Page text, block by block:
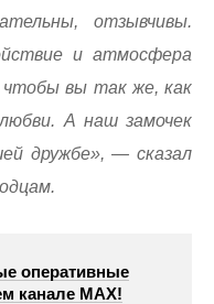
отзывчивы.
и атмосфера
вы так же, как
А наш замочек
дружбе», — сказал
оперативные
канале МАХ!